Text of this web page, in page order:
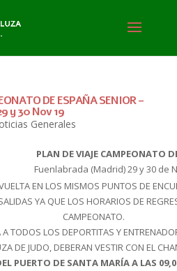
DE ESPAÑA SENIOR –
y 30 Nov 19
Generales
PLAN DE VIAJE CAMPEONATO
Fuenlabrada (Madrid) 29 y 30 de
EN LOS MISMOS PUNTOS DE
YA QUE LOS HORARIOS DE
CAMPEONATO.
A TODOS LOS DEPORTITAS Y
DE JUDO, DEBERAN VESTIR CON EL
PUERTO DE SANTA MARÍA A LAS